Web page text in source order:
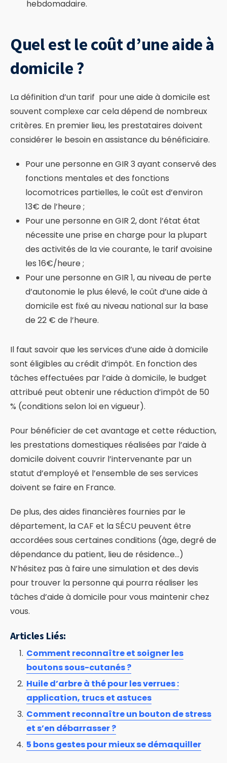
hebdomadaire.
Quel est le coût d’une aide à
domicile ?
La définition d’un tarif pour une aide à domicile est
souvent complexe car cela dépend de nombreux
critères. En premier lieu, les prestataires doivent
considérer le besoin en assistance du bénéficiaire.
Pour une personne en GIR 3 ayant conservé des
fonctions mentales et des fonctions
locomotrices partielles, le coût est d’environ
13€ de l’heure ;
Pour une personne en GIR 2, dont l’état état
nécessite une prise en charge pour la plupart
des activités de la vie courante, le tarif avoisine
les 16€/heure ;
Pour une personne en GIR 1, au niveau de perte
d’autonomie le plus élevé, le coût d’une aide à
domicile est fixé au niveau national sur la base
de 22 € de l’heure.
Il faut savoir que les services d’une aide à domicile
sont éligibles au crédit d’impôt. En fonction des
tâches effectuées par l’aide à domicile, le budget
attribué peut obtenir une réduction d’impôt de 50
% (conditions selon loi en vigueur).
Pour bénéficier de cet avantage et cette réduction,
les prestations domestiques réalisées par l’aide à
domicile doivent couvrir l’intervenante par un
statut d’employé et l’ensemble de ses services
doivent se faire en France.
De plus, des aides financières fournies par le
département, la CAF et la SÉCU peuvent être
accordées sous certaines conditions (âge, degré de
dépendance du patient, lieu de résidence…)
N’hésitez pas à faire une simulation et des devis
pour trouver la personne qui pourra réaliser les
tâches d’aide à domicile pour vous maintenir chez
vous.
Articles Liés:
Comment reconnaître et soigner les
boutons sous-cutanés ?
Huile d’arbre à thé pour les verrues :
application, trucs et astuces
Comment reconnaître un bouton de stress
et s’en débarrasser ?
5 bons gestes pour mieux se démaquiller